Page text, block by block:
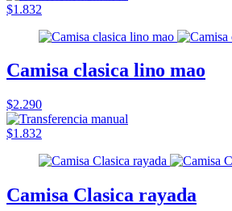
$1.832
Camisa clasica lino mao
$2.290
$1.832
Camisa Clasica rayada